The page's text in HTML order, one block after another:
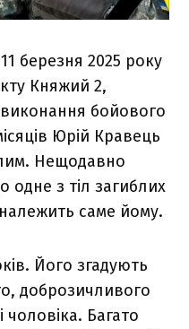
березня 2025 року
Княжий 2,
виконання бойового
Юрій Кравець
Нещодавно
одне з тіл загиблих
саме йому.
Його згадують
доброзичливого
чоловіка. Багато